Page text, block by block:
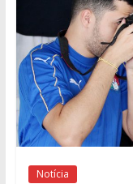
Notícia